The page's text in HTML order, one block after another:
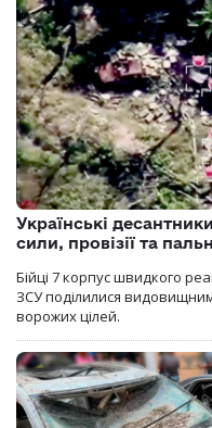
Українські
сили, провізії та
Бійці 7 корпус швидкого
ЗСУ поділилися
ворожих цілей.